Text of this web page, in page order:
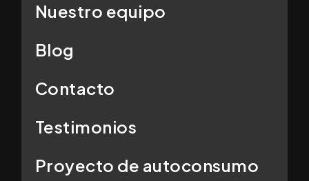
Nuestro equipo
Blog
Contacto
Testimonios
Proyecto de autoconsumo